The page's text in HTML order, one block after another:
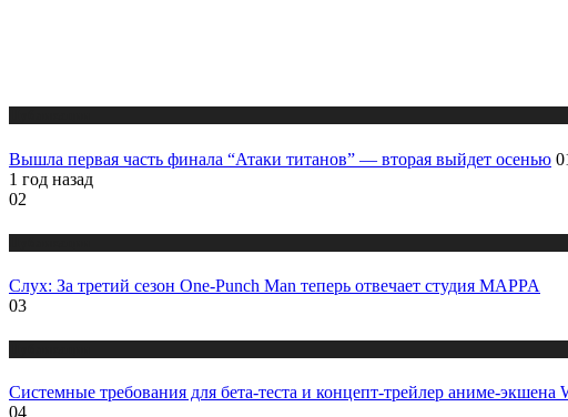
Вышла первая часть финала “Атаки титанов” — вторая выйдет осенью
1 год назад
02
Слух: За третий сезон One-Punch Man теперь отвечает студия MAPPA
03
Системные требования для бета-теста и концепт-трейлер аниме-экшена
04